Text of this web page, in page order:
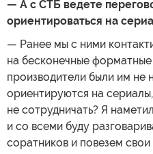
— А с СТБ ведете
ориентироваться на
— Ранее мы с ними
на бесконечные
производители были им не
ориентируются на
не сотрудничать? Я
и со всеми буду
соратников и повезем